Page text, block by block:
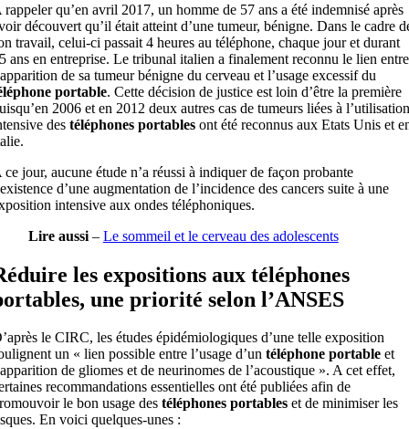
rappeler qu’en avril 2017, un homme de 57 ans a été indemnisé après
découvert qu’il était atteint d’une tumeur, bénigne. Dans le cadre
travail, celui-ci passait 4 heures au téléphone, chaque jour et durant
ans en entreprise. Le tribunal italien a finalement reconnu le lien entre
de sa tumeur bénigne du cerveau et l’usage excessif du
portable. Cette décision de justice est loin d’être la première
2006 et en 2012 deux autres cas de tumeurs liées à l’utilisation
des téléphones portablesont été reconnus aux Etats Unis et
ce jour, aucune étude n’a réussi à indiquer de façon probante
d’une augmentation de l’incidence des cancers suite à une
intensive aux ondes téléphoniques.
Lire aussi– Le sommeil et le cerveau des adolescents
les expositions aux téléphones
une priorité selon l’ANSES
le CIRC, les études épidémiologiques d’une telle exposition
un « lien possible entre l’usage d’un téléphone portableet
de gliomes et de neurinomes de l’acoustique ». A cet effet,
recommandations essentielles ont été publiées afin de
le bon usage des téléphones portableset de minimiser les
En voici quelques-unes :